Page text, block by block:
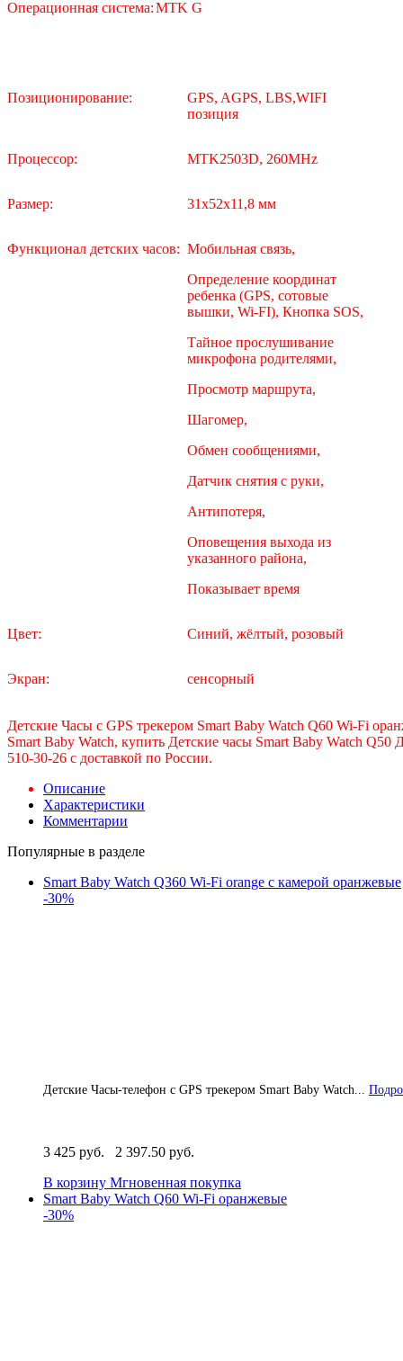
Операционная система:MTK G
Позиционирование:
GPS, AGPS, LBS,WIFI
позиция
Процессор: MTK2503D, 260MHz
Размер: 31x52x11,8 мм
Функционал детских часов: Мобильная связь,
Определение координат
ребенка (GPS, сотовые
вышки, Wi-FI), Кнопка SOS,
Тайное прослушивание
микрофона родителями,
Просмотр маршрута,
Шагомер,
Обмен сообщениями,
Датчик снятия с руки,
Антипотеря,
Оповещения выхода из
указанного района,
Показывает время
Цвет: Синий, жёлтый, розовый
Экран: сенсорный
Детские Часы с GPS трекером Smart Baby Watch Q60 Wi-Fi
Smart Baby Watch, купить Детские часы Smart Baby Watch
510-30-26 с доставкой по России.
Описание
Характеристики
Комментарии
Популярные в разделе
Smart Baby Watch Q360 Wi-Fi orange с камерой оранжевые
-30%
Детские Часы-телефон с GPS трекером Smart Baby Watch...
3 425 руб.
2 397.50 руб.
В корзину Мгновенная покупка
Smart Baby Watch Q60 Wi-Fi оранжевые
-30%